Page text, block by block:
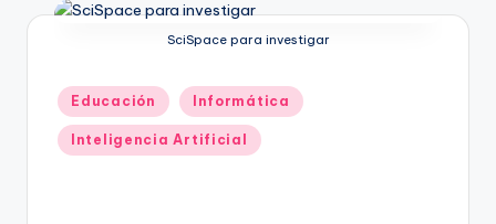
m
SciSpace para investigar
Publicado
en
Educación Informática
Inteligencia Artificial